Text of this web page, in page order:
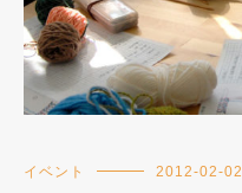
イベント 2012-02-02